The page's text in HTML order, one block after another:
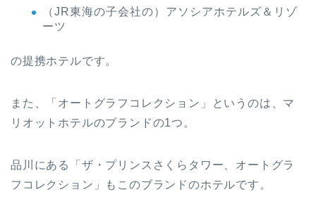
（JR東海の子会社の）アソシアホテルズ＆リゾ
ーツ
の提携ホテルです。
また、「オートグラフコレクション」というのは、マ
リオットホテルのブランドの1つ。
品川にある「ザ・プリンスさくらタワー、オートグラ
フコレクション」もこのブランドのホテルです。